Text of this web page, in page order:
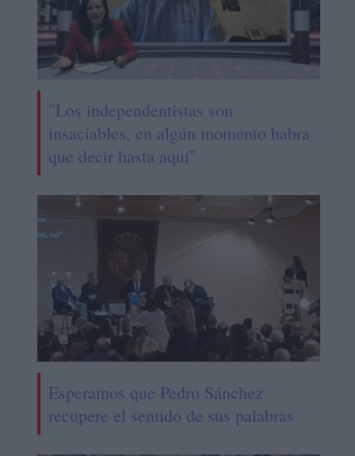
"Los independentistas son
insaciables, en algún momento habra
que decir hasta aquí"
Esperamos que Pedro Sánchez
recupere el sentido de sus palabras